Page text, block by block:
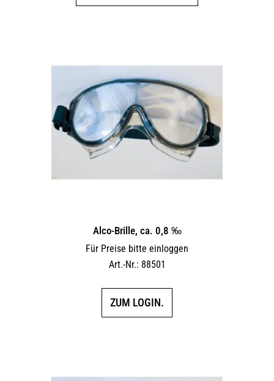
auf.
Optionen
können
auf
der
Alco-Brille, ca. 0,8 ‰
Für Preise bitte einloggen
Art.-Nr.: 88501
ZUM LOGIN.